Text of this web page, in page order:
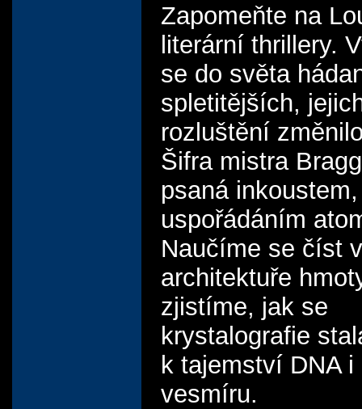
Zapomeňte na
literární thrillery.
se do světa
spletitějších,
rozluštění
Šifra mistra
psaná
uspořádáním
Naučíme se číst v
architektuře
zjistíme, jak se
krystalografie
k tajemství DNA i
vesmíru.